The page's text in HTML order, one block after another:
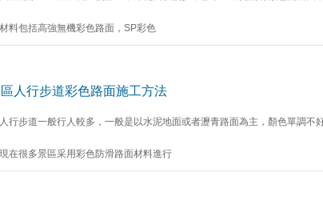
料包括高強無機彩色路面，SP彩色
人行步道彩色路面施工方法
行步道一般行人較多，一般是以水泥地面或者瀝青路面為主，顏色單調
在很多景區采用彩色防滑路面材料進行